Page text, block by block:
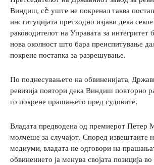
Виндиш, сè уште не покренал таква
институцијата претходно изјави дека
раководителот на Управата за интегритет
нова околност што бара преиспитување
покрене постапка за разрешување.
По поднесувањето на обвиненијата,
ревизија повтори дека Виндиш повторно
го покрене прашањето пред судовите.
Владата предводена од премиерот Петер
молчеше за случајот. Според извештаите
медиуми, владата не одговори на
обвинението ја менува својата позиција